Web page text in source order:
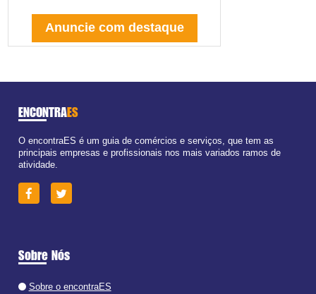
Anuncie com destaque
ENCONTRAES
O encontraES é um guia de comércios e serviços, que tem as
principais empresas e profissionais nos mais variados ramos de
atividade.
Sobre Nós
Sobre o encontraES